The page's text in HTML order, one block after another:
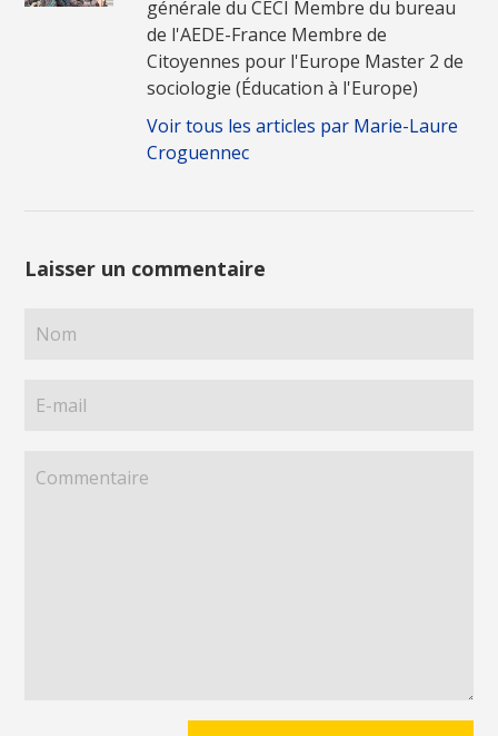
générale du CECI Membre du bureau
de l'AEDE-France Membre de
Citoyennes pour l'Europe Master 2 de
sociologie (Éducation à l'Europe)
Voir tous les articles par Marie-Laure
Croguennec
Laisser un commentaire